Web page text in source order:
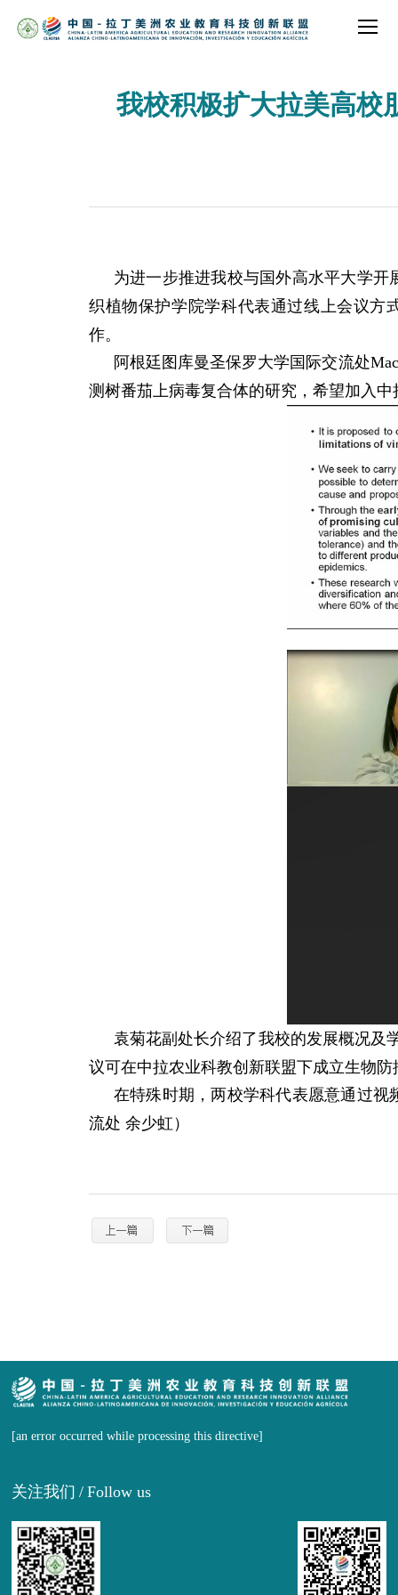
我校积极扩大拉美高校
为进一步推进我校与国外高水平大学开
织植物保护学院学科代表通过线上会议方
作。
阿根廷图库曼圣保罗大学国际交流处
测树番茄上病毒复合体的研究，希望加入
袁菊花副处长介绍了我校的发展概况及
议可在中拉农业科教创新联盟下成立生物
在特殊时期，两校学科代表愿意通过
流处 余少虹）
[an error occurred while processing this directive]
关注我们 / Follow us